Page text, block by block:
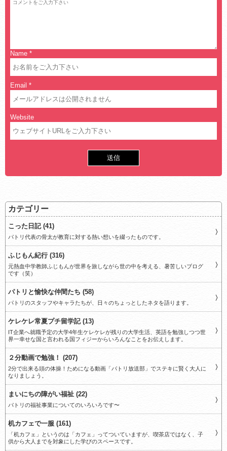
Name *
Email *
Website
カテゴリー
こった日記 (41)
パトリ代表の骨太が教育に対する熱い想いを綴ったものです。
ふじもん紀行 (316)
元熱血中学教師ふじもんが世界を旅しながら世の中を考える、暑苦しいブログ
です（笑）
パトリと愉快な仲間たち (58)
パトリのスタッフやキャラたちが、日々のちょっとしたネタを語ります。
ケレケレ常夏プチ留学記 (13)
IT企業へ就職予定の大学4年生ケレケレが残りの大学生活、英語を勉強しつつ世
界一幸せな国と言われる国フィジーからいろんなことをお伝えします。
２分動画で勉強！ (207)
2分で出来る頭の体操！ためになる動画「パトリ放送部」でステキに賢く大人に
なりましょう。
まいにちの障がい福祉 (22)
パトリの福祉事業についてのいろいろです〜
机カフェで一服 (161)
「机カフェ」というのは「カフェ」ってついていますが、喫茶店ではなく、子
供から大人までを対象にした学びのスペースです。